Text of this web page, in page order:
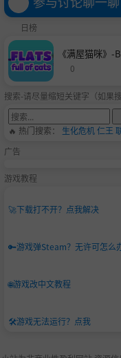
日榜
《满屋猫咪》
0
搜索-请尽量缩短关键字（如果搜
🔥 热门搜索： 生化危机仁王
广告
游戏教程
🚀下载打不开？点我解决
🔑游戏弹Steam？无许可怎么
🌐游戏改中文教程
🛠️游戏无法运行？点我